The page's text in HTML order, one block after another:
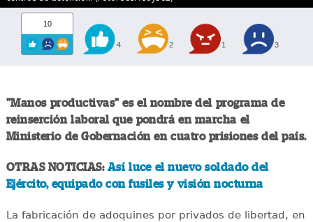
10
4 2 1 3
"Manos productivas" es el nombre del programa de
reinserción laboral que pondrá en marcha el
Ministerio de Gobernación en cuatro prisiones del país.
OTRAS NOTICIAS: Así luce el nuevo soldado del
Ejército, equipado con fusiles y visión nocturna
La fabricación de adoquines por privados de libertad, en